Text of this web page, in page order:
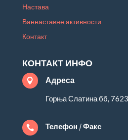
Настава
Ваннаставне активности
Контакт
КОНТАКТ ИНФО
 Адреса
Горња Слатина бб,
 Телефон / Факс